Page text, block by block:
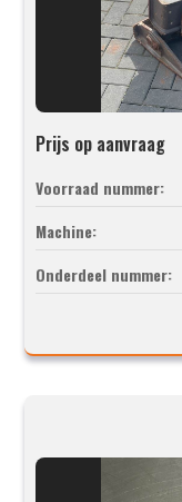
Prijs op aanvraag
Voorraad nummer:
Machine:
Onderdeel nummer: